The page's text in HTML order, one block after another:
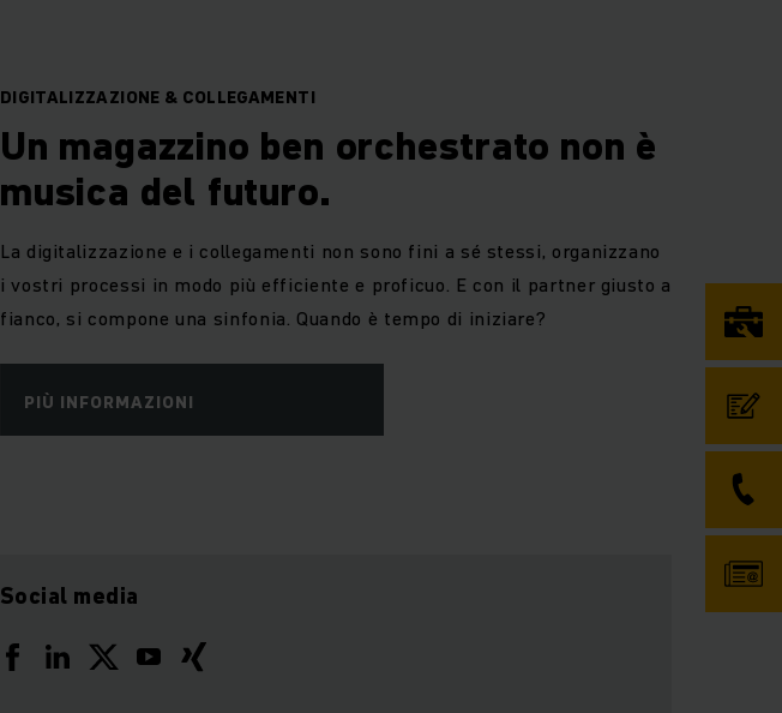
DIGITALIZZAZIONE & COLLEGAMENTI
Un magazzino ben orchestrato non è
musica del futuro.
La digitalizzazione e i collegamenti non sono fini a sé stessi, organizzano
i vostri processi in modo più efficiente e proficuo. E con il partner giusto a
fianco, si compone una sinfonia. Quando è tempo di iniziare?
PIÙ INFORMAZIONI
Social media